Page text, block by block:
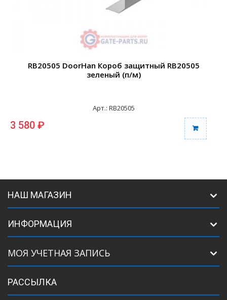
RB20505 DoorHan Короб защитный RB20505
зеленый (п/м)
Арт.: RB20505
3 580 ₽
НАШ МАГАЗИН
ИНФОРМАЦИЯ
МОЯ УЧЕТНАЯ ЗАПИСЬ
РАССЫЛКА